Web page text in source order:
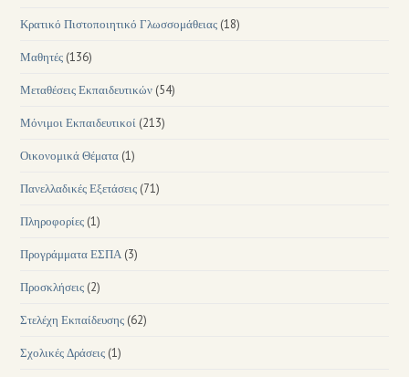
Κρατικό Πιστοποιητικό Γλωσσομάθειας (18)
Μαθητές (136)
Μεταθέσεις Εκπαιδευτικών (54)
Μόνιμοι Εκπαιδευτικοί (213)
Οικονομικά Θέματα (1)
Πανελλαδικές Εξετάσεις (71)
Πληροφορίες (1)
Προγράμματα ΕΣΠΑ (3)
Προσκλήσεις (2)
Στελέχη Εκπαίδευσης (62)
Σχολικές Δράσεις (1)